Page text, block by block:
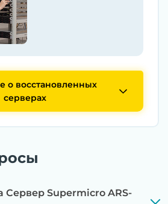
о восстановленных
серверах
Сервер Supermicro ARS-